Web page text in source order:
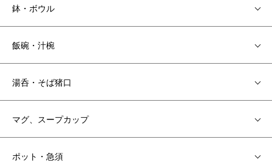
鉢・ボウル
飯碗・汁椀
湯呑・そば猪口
マグ、スープカップ
ポット・急須